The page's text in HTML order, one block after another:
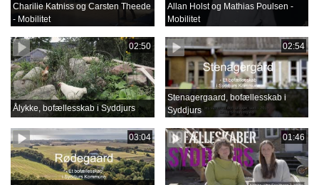
Charilie Katniss og Carsten Theede
- Mobilitet
Allan Holst og Mathias Poulsen -
Mobilitet
02:50
Ålykke, bofællesskab i Syddjurs
02:54
Stenagergaard, bofællesskab i
Syddjurs
03:04 01:46